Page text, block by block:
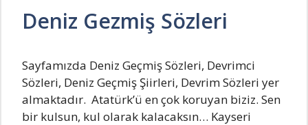
Deniz Gezmiş Sözleri
Sayfamızda Deniz Geçmiş Sözleri, Devrimci
Sözleri, Deniz Geçmiş Şiirleri, Devrim Sözleri yer
almaktadır. Atatürk’ü en çok koruyan biziz. Sen
bir kulsun, kul olarak kalacaksın… Kayseri